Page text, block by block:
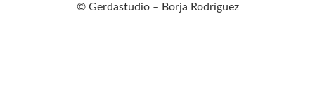
© Gerdastudio – Borja Rodríguez